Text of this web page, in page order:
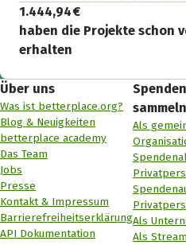
1.444,94 €
haben die Projekte schon
erhalten
Über uns
Was ist betterplace.org?
Blog & Neuigkeiten
betterplace academy
Das Team
Jobs
Presse
Kontakt & Impressum
Barrierefreiheitserklärung
API Dokumentation
Spenden
sammeln
Als
Als
Als